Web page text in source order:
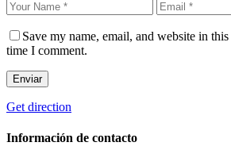
Save my name, email, and website in
time I comment.
Enviar
Get direction
Información de contacto